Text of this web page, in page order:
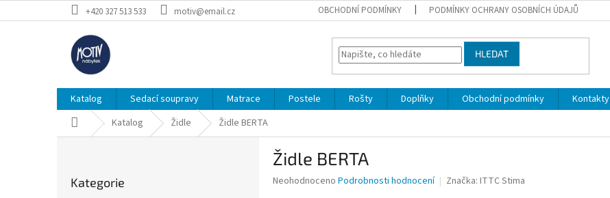
na
+420 327 513 533 motiv@email.cz OBCHODNÍ PODMÍNKY PODMÍNKY OCHRANY OSOBNÍCH ÚDAJŮ
HLEDAT
Katalog Sedací soupravy Matrace Postele Rošty Doplňky Obchodní podmínky Kontakty
Domů Katalog Židle Židle BERTA
kategorie
Kategorie
Židle BERTA
Průměrné
Neohodnoceno Podrobnosti hodnocení Značka: ITTC Stima